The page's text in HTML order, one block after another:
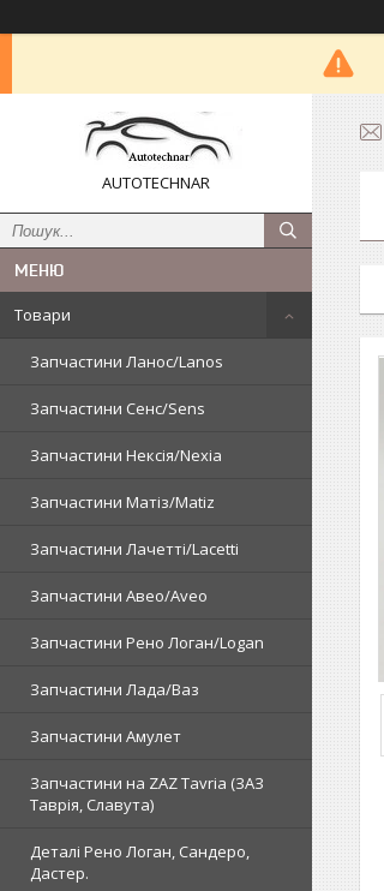
AUTOTECHNAR
Товари
Запчастини Ланос/Lanos
Запчастини Сенс/Sens
Запчастини Нексія/Nexia
Запчастини Матіз/Matiz
Запчастини Лачетті/Lacetti
Запчастини Авео/Aveo
Запчастини Рено Логан/Logan
Запчастини Лада/Ваз
Запчастини Амулет
Запчастини на ZAZ Tavria (ЗАЗ
Таврія, Славута)
Деталі Рено Логан, Сандеро,
Дастер.